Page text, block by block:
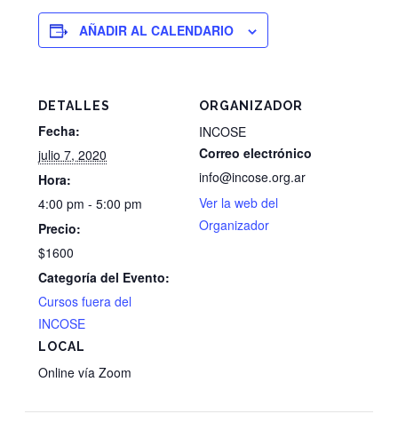
AÑADIR AL CALENDARIO
DETALLES
Fecha:
julio 7, 2020
Hora:
4:00 pm - 5:00 pm
Precio:
$1600
Categoría del Evento:
Cursos fuera del
INCOSE
LOCAL
Online vía Zoom
ORGANIZADOR
INCOSE
Correo electrónico
info@incose.org.ar
Ver la web del
Organizador